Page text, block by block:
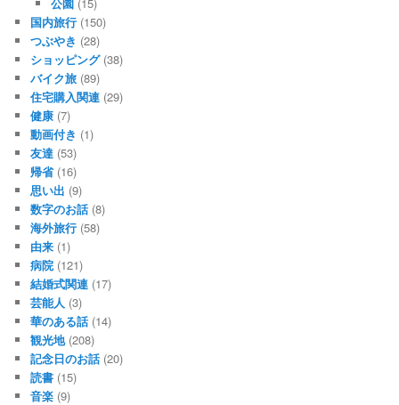
国内旅行 (150)
つぶやき (28)
ショッピング(38)
バイク旅 (89)
住宅購入関連 (29)
健康 (7)
動画付き (1)
友達 (53)
帰省(16)
思い出 (9)
数字のお話 (8)
海外旅行 (58)
由来 (1)
病院 (121)
結婚式関連 (17)
芸能人 (3)
華のある話 (14)
観光地(208)
記念日のお話 (20)
読書 (15)
音楽 (9)